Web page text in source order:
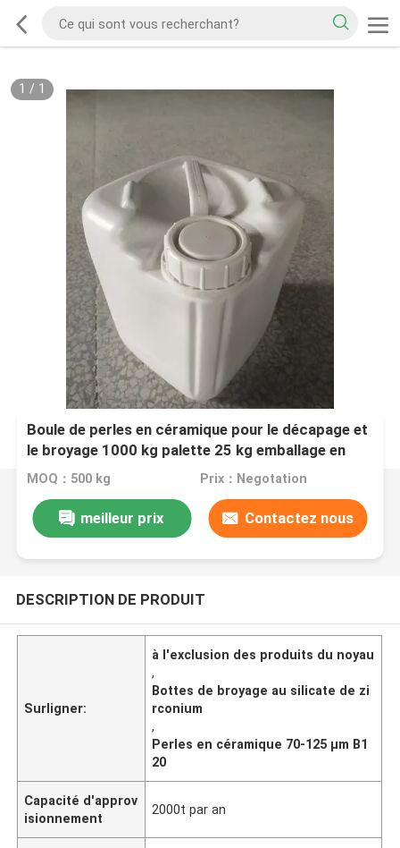
1 / 1
Boule de perles en céramique pour le décapage et
le broyage 1000 kg palette 25 kg emballage en
tambour 70-125 μm B120
MOQ：500 kg Prix：Negotation
meilleur prix Contactez nous
DESCRIPTION DE PRODUIT
Surligner:
à l'exclusion des produits du noyau
,
Bottes de broyage au silicate de zi
rconium
,
Perles en céramique 70-125 μm B1
20
Capacité d'approv
isionnement
2000t par an